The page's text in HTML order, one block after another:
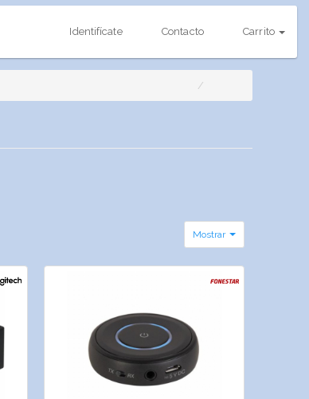
Identifícate Contacto Carrito
Mostrar